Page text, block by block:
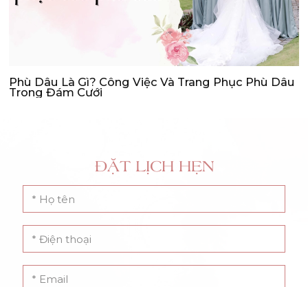
Phù Dâu Là Gì? Công Việc Và Trang Phục Phù Dâu
Trong Đám Cưới
ĐẶT LỊCH HẸN